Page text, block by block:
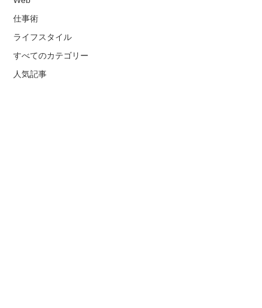
仕事術
ライフスタイル
すべてのカテゴリー
人気記事